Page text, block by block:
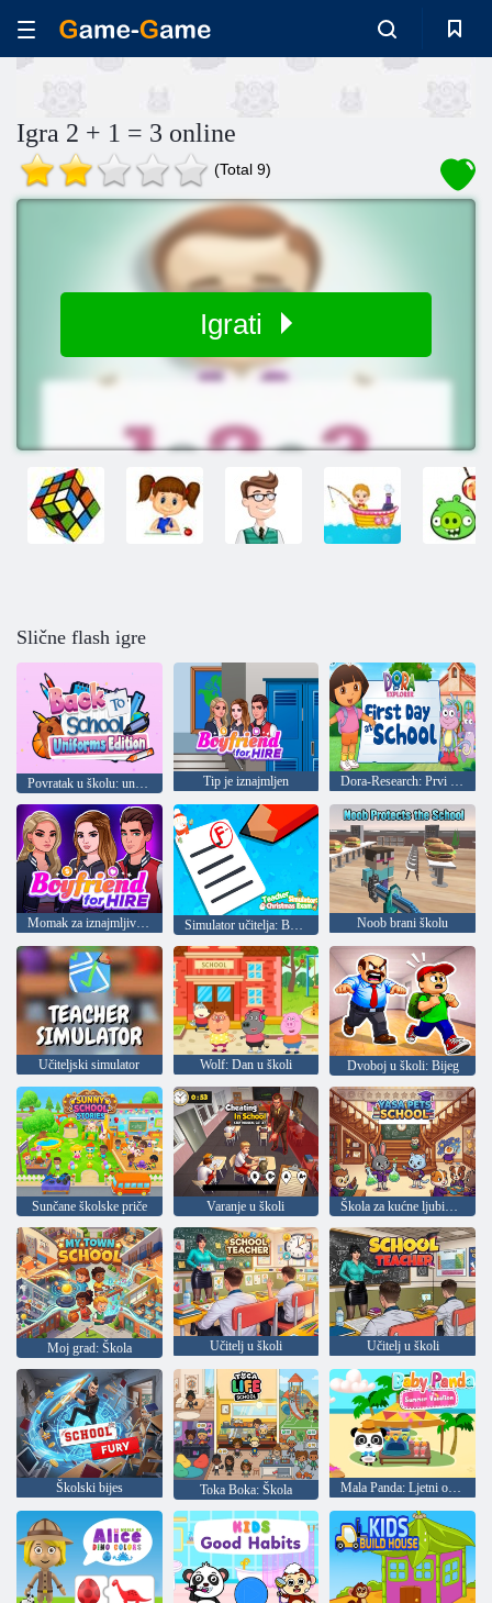
Igra 2 + 1 = 3 online
(Total 9)
Igrati
Slične flash igre
Povratak u školu: uniforma Tip je iznajmljen Dora-Research: Prvi dan Dore u školi
Momak za iznajmljivanje Simulator učitelja: Božićni ispit Noob brani školu
Učiteljski simulator Wolf: Dan u školi Dvoboj u školi: Bijeg
Sunčane školske priče Varanje u školi Škola za kućne ljubimce Yasa
Moj grad: Škola Učitelj u školi Učitelj u školi
Školski bijes Toka Boka: Škola Mala Panda: Ljetni odmor